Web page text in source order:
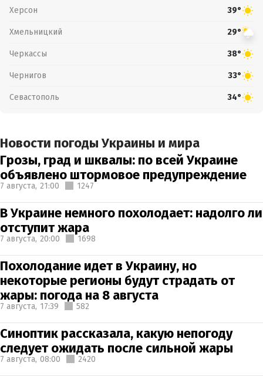
Херсон 39°
Хмельницкий 29°
Черкассы 38°
Чернигов 33°
Севастополь 34°
Новости погоды Украины и мира
Грозы, град и шквалы: по всей Украине
объявлено штормовое предупреждение
7 августа, 21:00 1247
В Украине немного похолодает: надолго ли
отступит жара
7 августа, 20:00 1698
Похолодание идет в Украину, но
некоторые регионы будут страдать от
жары: погода на 8 августа
7 августа, 17:39 582
Синоптик рассказала, какую непогоду
следует ожидать после сильной жары
7 августа, 08:00 2420